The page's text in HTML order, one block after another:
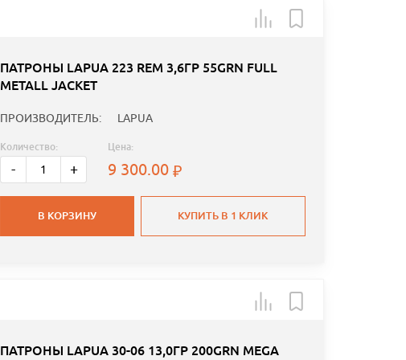
ПАТРОНЫ LAPUA 223 REM 3,6ГР 55GRN FULL
METALL JACKET
ПРОИЗВОДИТЕЛЬ: LAPUA
Количество:
- +
Цена:
9 300.00
В КОРЗИНУ КУПИТЬ В 1 КЛИК
ПАТРОНЫ LAPUA 30-06 13,0ГР 200GRN MEGA